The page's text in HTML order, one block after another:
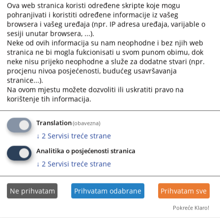
Trenutno nema vijesti
Ova web stranica koristi određene skripte koje mogu
pohranjivati i koristiti određene informacije iz vašeg
browsera i vašeg uređaja (npr. IP adresa uređaja, varijable o
sesiji unutar browsera, ...).
Neke od ovih informacija su nam neophodne i bez njih web
stranica ne bi mogla fukcionisati u svom punom obimu, dok
neke nisu prijeko neophodne a služe za dodatne stvari (npr.
procjenu nivoa posjećenosti, budućeg usavršavanja
stranice...).
Na ovom mjestu možete dozvoliti ili uskratiti pravo na
korištenje tih informacija.
Translation(obavezna)
↓ 2 Servisi treće strane
Analitika o posjećenosti stranica
↓ 2 Servisi treće strane
Ne prihvatam Prihvatam odabrane Prihvatam sve
Pokreće Klaro!